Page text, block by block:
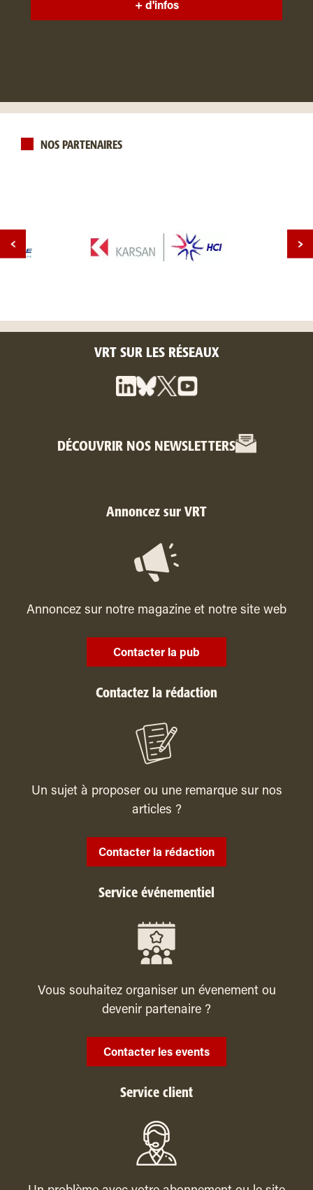
+ d'infos
NOS PARTENAIRES
VRT SUR LES RÉSEAUX
DÉCOUVRIR NOS NEWSLETTERS
Annoncez sur VRT
Annoncez sur notre magazine et notre site web
Contacter la pub
Contactez la rédaction
Un sujet à proposer ou une remarque sur nos
articles ?
Contacter la rédaction
Service événementiel
Vous souhaitez organiser un évenement ou
devenir partenaire ?
Contacter les events
Service client